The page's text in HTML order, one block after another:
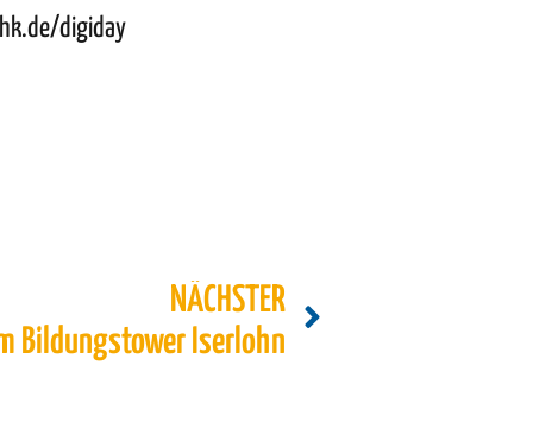
digiday
NÄCHSTER
Bildungstower Iserlohn